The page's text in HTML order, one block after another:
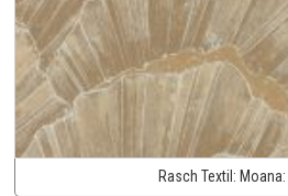
Rasch Textil: Moana: